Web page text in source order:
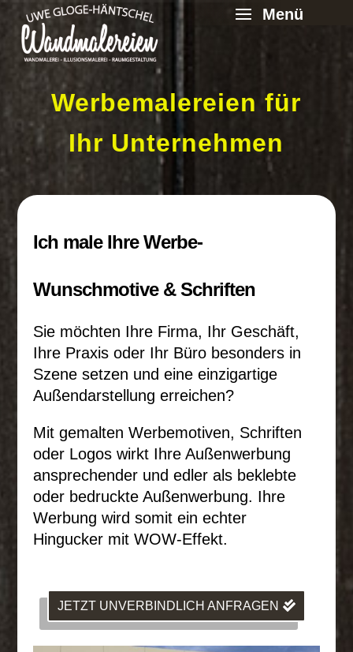
Werbemalereien für
Ihr Unternehmen
Ich male Ihre Werbe-
Wunschmotive & Schriften
Sie möchten Ihre Firma, Ihr Geschäft,
Ihre Praxis oder Ihr Büro besonders in
Szene setzen und eine einzigartige
Außendarstellung erreichen?
Mit gemalten Werbemotiven, Schriften
oder Logos wirkt Ihre Außenwerbung
ansprechender und edler als beklebte
oder bedruckte Außenwerbung. Ihre
Werbung wird somit ein echter
Hingucker mit WOW-Effekt.
JETZT UNVERBINDLICH ANFRAGEN